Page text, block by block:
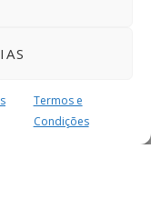
Termos e
Condições